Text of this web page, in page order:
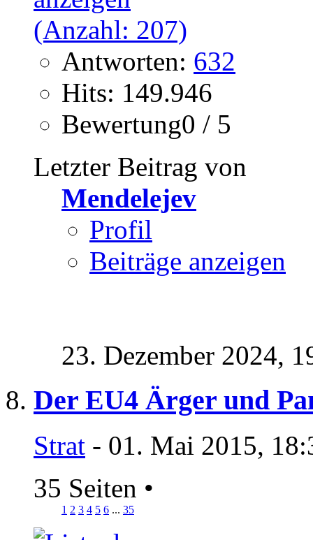
Antworten: 632
Hits: 149.946
Bewertung0 / 5
Letzter Beitrag von
Mendelejev
Profil
Beiträge anzeigen
23. Dezember 2024,
Der EU4 Ärger und
Strat - 01. Mai 2015,
35 Seiten •
1 2 3 4 5 6 ... 35